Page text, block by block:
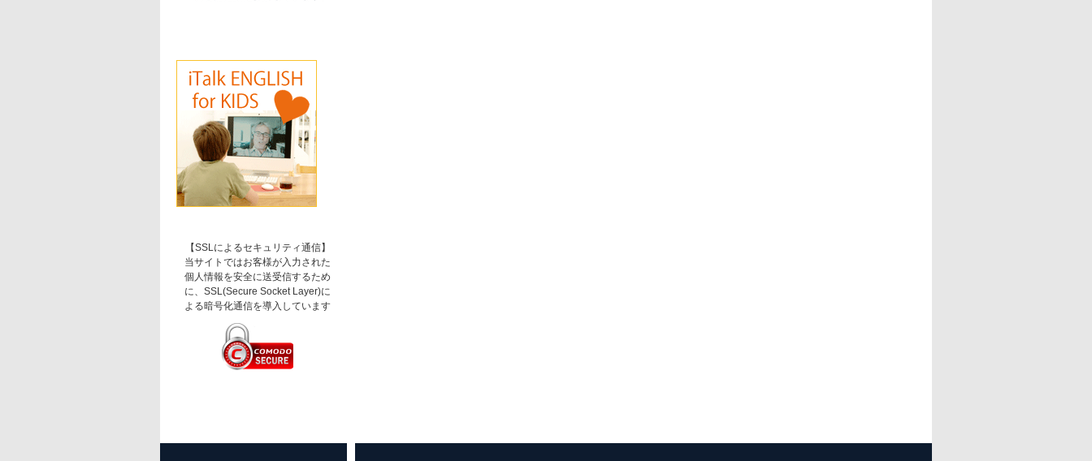
【SSLによるセキュリティ通信】
当サイトではお客様が入力された
個人情報を安全に送受信するため
に、SSL(Secure Socket Layer)に
よる暗号化通信を導入しています